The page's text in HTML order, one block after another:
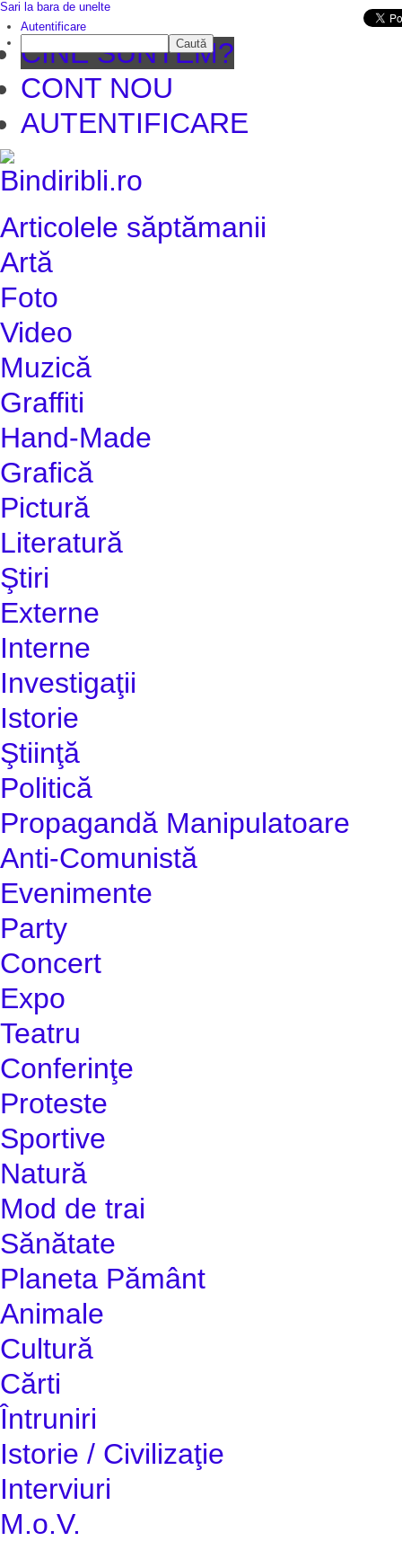
CINE SUNTEM?
CONT NOU
AUTENTIFICARE
Articolele săptămanii
Artă
Foto
Video
Muzică
Graffiti
Hand-Made
Grafică
Pictură
Literatură
Ştiri
Externe
Interne
Investigaţii
Istorie
Ştiinţă
Politică
Propagandă Manipulatoare
Anti-Comunistă
Evenimente
Party
Concert
Expo
Teatru
Conferinţe
Proteste
Sportive
Natură
Mod de trai
Sănătate
Planeta Pământ
Animale
Cultură
Cărti
Întruniri
Istorie / Civilizaţie
Interviuri
M.o.V.
Sari la bara de unelte
Autentificare
Caută